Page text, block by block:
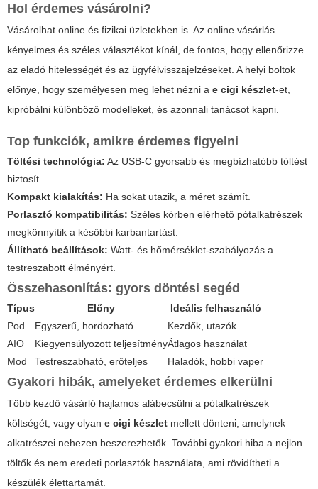
Hol érdemes vásárolni?
Vásárolhat online és fizikai üzletekben is. Az online vásárlás
kényelmes és széles választékot kínál, de fontos, hogy ellenőrizze
az eladó hitelességét és az ügyfélvisszajelzéseket. A helyi boltok
előnye, hogy személyesen meg lehet nézni a e cigi készlet-et,
kipróbálni különböző modelleket, és azonnali tanácsot kapni.
Top funkciók, amikre érdemes figyelni
Töltési technológia: Az USB-C gyorsabb és megbízhatóbb töltést
biztosít.
Kompakt kialakítás: Ha sokat utazik, a méret számít.
Porlasztó kompatibilitás: Széles körben elérhető pótalkatrészek
megkönnyítik a későbbi karbantartást.
Állítható beállítások: Watt- és hőmérséklet-szabályozás a
testreszabott élményért.
Összehasonlítás: gyors döntési segéd
Típus Előny
Ideális felhasználó
Pod
Egyszerű, hordozható
Kezdők, utazók
AIO
Kiegyensúlyozott teljesítményÁtlagos használat
Mod
Testreszabható, erőteljes Haladók, hobbi vaper
Gyakori hibák, amelyeket érdemes elkerülni
Több kezdő vásárló hajlamos alábecsülni a pótalkatrészek
költségét, vagy olyan e cigi készlet mellett dönteni, amelynek
alkatrészei nehezen beszerezhetők. További gyakori hiba a nejlon
töltők és nem eredeti porlasztók használata, ami rövidítheti a
készülék élettartamát.